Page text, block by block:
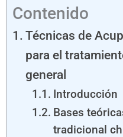
Contenido
Técnicas de
para el
general
Introducción
Bases
tradicional